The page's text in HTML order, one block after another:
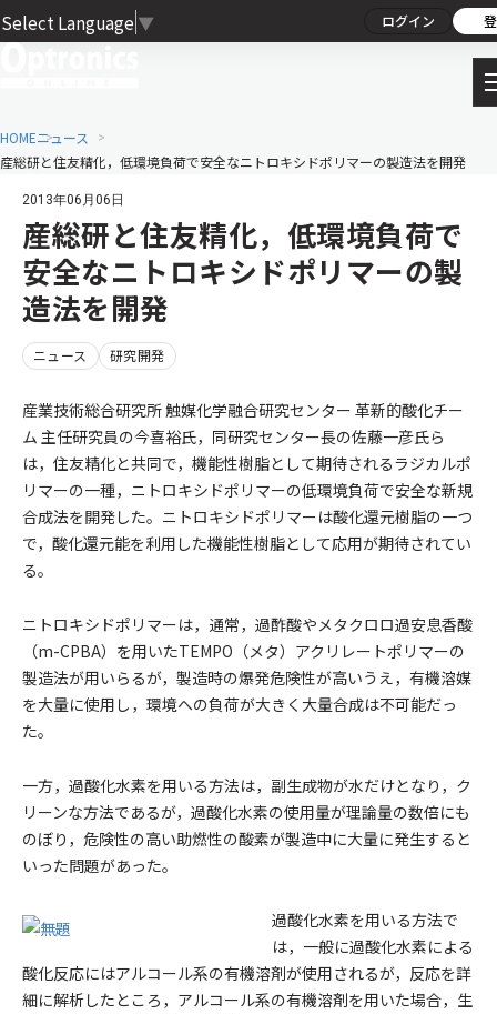
Select Language ▼ ログイン
HOMEニュース
産総研と住友精化，低環境負荷で安全なニトロキシドポリマーの製造法を開発
2013年06月06日
産総研と住友精化，低環境負荷で
安全なニトロキシドポリマーの製
造法を開発
ニュース 研究開発
産業技術総合研究所 触媒化学融合研究センター 革新的酸化チー
ム 主任研究員の今喜裕氏，同研究センター長の佐藤一彦氏ら
は，住友精化と共同で，機能性樹脂として期待されるラジカルポ
リマーの一種，ニトロキシドポリマーの低環境負荷で安全な新規
合成法を開発した。ニトロキシドポリマーは酸化還元樹脂の一つ
で，酸化還元能を利用した機能性樹脂として応用が期待されてい
る。
ニトロキシドポリマーは，通常，過酢酸やメタクロロ過安息香酸
（m-CPBA）を用いたTEMPO（メタ）アクリレートポリマーの
製造法が用いらるが，製造時の爆発危険性が高いうえ，有機溶媒
を大量に使用し，環境への負荷が大きく大量合成は不可能だっ
た。
一方，過酸化水素を用いる方法は，副生成物が水だけとなり，ク
リーンな方法であるが，過酸化水素の使用量が理論量の数倍にも
のぼり，危険性の高い助燃性の酸素が製造中に大量に発生すると
いった問題があった。
過酸化水素を用いる方法で
は，一般に過酸化水素による
酸化反応にはアルコール系の有機溶剤が使用されるが，反応を詳
細に解析したところ，アルコール系の有機溶剤を用いた場合，生